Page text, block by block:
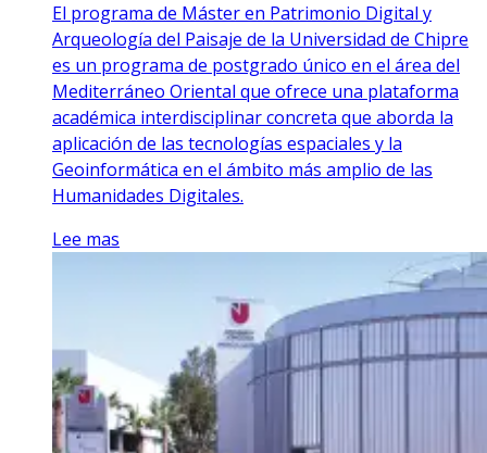
El programa de Máster en Patrimonio Digital y
Arqueología del Paisaje de la Universidad de Chipre
es un programa de postgrado único en el área del
Mediterráneo Oriental que ofrece una plataforma
académica interdisciplinar concreta que aborda la
aplicación de las tecnologías espaciales y la
Geoinformática en el ámbito más amplio de las
Humanidades Digitales.
Lee mas